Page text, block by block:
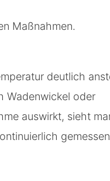
Maßnahmen.
deutlich
Wadenwickel oder
auswirkt, sieht